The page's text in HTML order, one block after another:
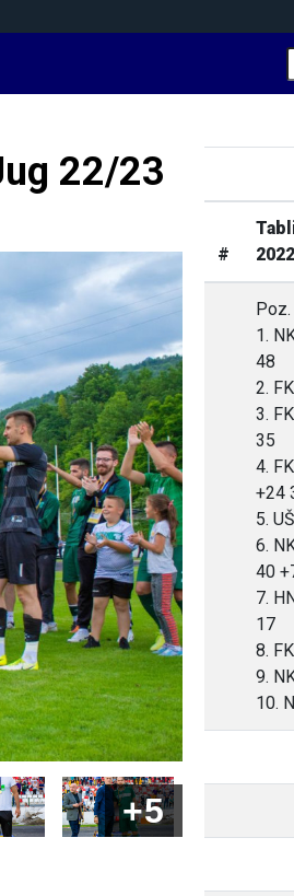
22/23
+5
#
Poz.
1.
48
2.
3.
35
4.
+24
5.
6.
40
7.
17
8.
9.
10.